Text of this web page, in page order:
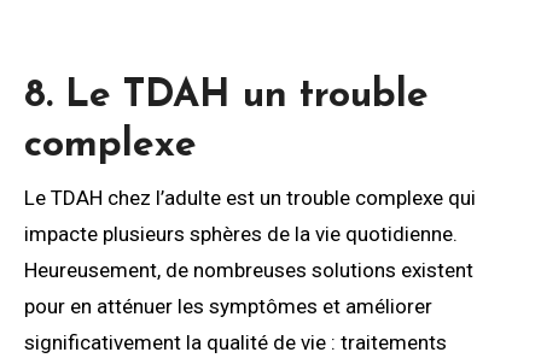
8. Le TDAH un trouble
complexe
Le TDAH chez l’adulte est un trouble complexe qui
impacte plusieurs sphères de la vie quotidienne.
Heureusement, de nombreuses solutions existent
pour en atténuer les symptômes et améliorer
significativement la qualité de vie : traitements